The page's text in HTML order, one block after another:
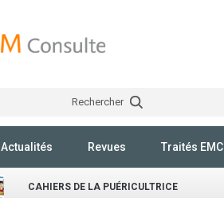
Rechercher
Actualités Revues Traités EMC
CAHIERS DE LA PUÉRICULTRICE